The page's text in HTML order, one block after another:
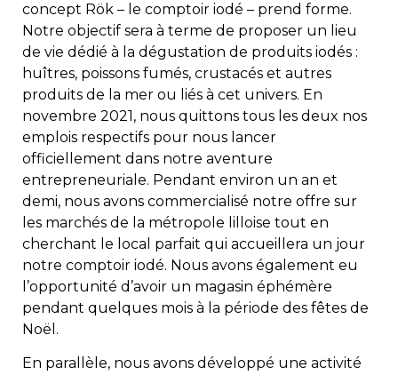
concept Rök – le comptoir iodé – prend forme.
Notre objectif sera à terme de proposer un lieu
de vie dédié à la dégustation de produits iodés :
huîtres, poissons fumés, crustacés et autres
produits de la mer ou liés à cet univers. En
novembre 2021, nous quittons tous les deux nos
emplois respectifs pour nous lancer
officiellement dans notre aventure
entrepreneuriale. Pendant environ un an et
demi, nous avons commercialisé notre offre sur
les marchés de la métropole lilloise tout en
cherchant le local parfait qui accueillera un jour
notre comptoir iodé. Nous avons également eu
l’opportunité d’avoir un magasin éphémère
pendant quelques mois à la période des fêtes de
Noël.
En parallèle, nous avons développé une activité